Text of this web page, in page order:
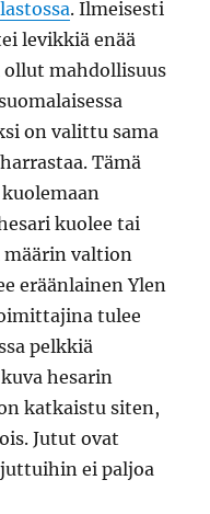
. Ilmeisesti
levikkiä enää
ollut mahdollisuus
on valittu sama
Tämä
kuolee tai
määrin valtion
eräänlainen Ylen
tulee
pelkkiä
hesarin
katkaistu siten,
Jutut ovat
ei paljoa